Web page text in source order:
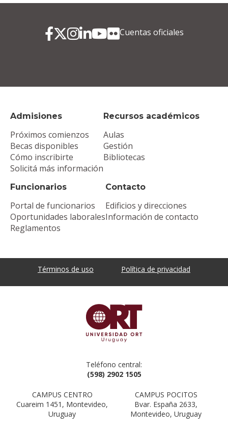
Admisiones
Próximos comienzos
Becas disponibles
Cómo inscribirte
Solicitá más información
Recursos académicos
Aulas
Gestión
Bibliotecas
Funcionarios
Portal de funcionarios
Oportunidades laborales
Reglamentos
Contacto
Edificios y direcciones
Información de contacto
Cuentas oficiales
Términos de uso Política de privacidad
Teléfono central:
(598) 2902 1505
CAMPUS CENTRO
Cuareim 1451, Montevideo,
Uruguay
CAMPUS POCITOS
Bvar. España 2633,
Montevideo, Uruguay